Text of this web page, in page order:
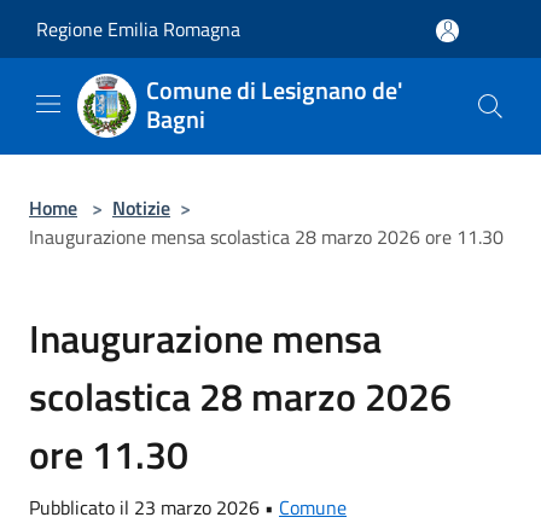
Regione Emilia Romagna
Comune di Lesignano de'
Bagni
Home > Notizie >
Inaugurazione mensa scolastica 28 marzo 2026 ore 11.30
Inaugurazione mensa
scolastica 28 marzo 2026
ore 11.30
Pubblicato il 23 marzo 2026 • Comune